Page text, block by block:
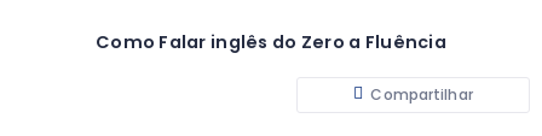
Como Falar inglês do Zero a Fluência
Compartilhar